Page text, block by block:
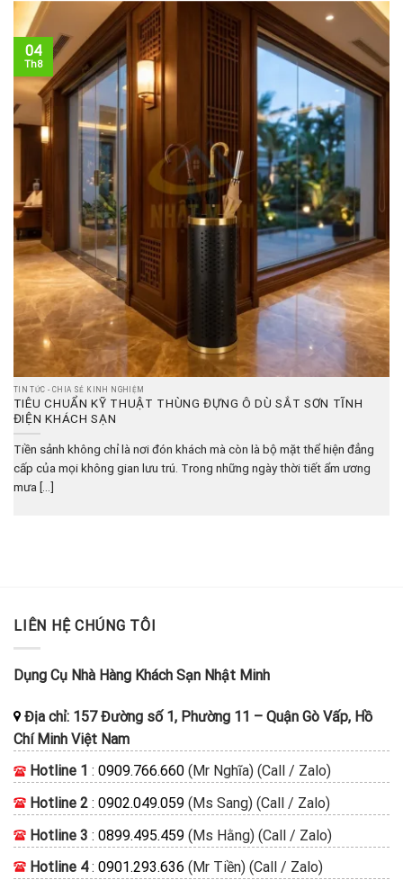
TIN TỨC - CHIA SẺ KINH NGHIỆM
TIÊU CHUẨN KỸ THUẬT THÙNG ĐỰNG Ô DÙ SẮT SƠN TĨNH
ĐIỆN KHÁCH SẠN
Tiền sảnh không chỉ là nơi đón khách mà còn là bộ mặt thể hiện đẳng
cấp của mọi không gian lưu trú. Trong những ngày thời tiết ẩm ương
mưa [...]
04
Th8
LIÊN HỆ CHÚNG TÔI
Dụng Cụ Nhà Hàng Khách Sạn Nhật Minh
Địa chỉ: 157 Đường số 1, Phường 11 – Quận Gò Vấp, Hồ
Chí Minh Việt Nam
Hotline 1 : 0909.766.660 (Mr Nghĩa) (Call / Zalo)
Hotline 2 : 0902.049.059 (Ms Sang) (Call / Zalo)
Hotline 3 : 0899.495.459 (Ms Hằng) (Call / Zalo)
Hotline 4: 0901.293.636 (Mr Tiền) (Call / Zalo)